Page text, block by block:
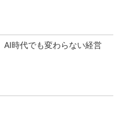
AI時代でも変わらない経営